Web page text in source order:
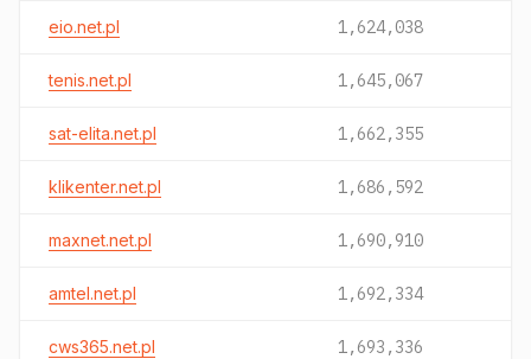
eio.net.pl 1,624,038
tenis.net.pl 1,645,067
sat-elita.net.pl 1,662,355
klikenter.net.pl 1,686,592
maxnet.net.pl 1,690,910
amtel.net.pl 1,692,334
cws365.net.pl 1,693,336